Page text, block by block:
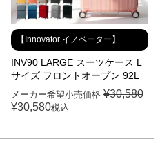
【Innovator イノベーター】
INV90 LARGE スーツケース L
サイズ フロントオープン 92L
メーカー希望小売価格 ¥30,580
¥30,580税込